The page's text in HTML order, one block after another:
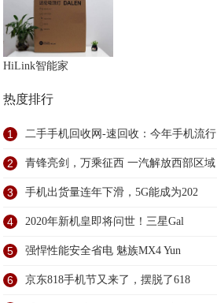
HiLink智能家
热度排行
1 二手手机回收网-速回收：今年手机流行
2 青锋亮剑，万乘征西 一汽解放西部区域
3 手机出货量连年下滑，5G能成为202
4 2020年新机皇即将问世！三星Gal
5 强悍性能安全省电 魅族MX4 Yun
6 京东818手机节又来了，摆脱了618